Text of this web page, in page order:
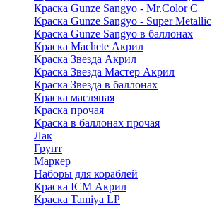
Краска Gunze Sangyo - Mr.Color C
Краска Gunze Sangyo - Super Metallic
Краска Gunze Sangyo в баллонах
Краска Machete Акрил
Краска Звезда Акрил
Краска Звезда Мастер Акрил
Краска Звезда в баллонах
Краска масляная
Краска прочая
Краска в баллонах прочая
Лак
Грунт
Маркер
Наборы для кораблей
Краска ICM Акрил
Краска Tamiya LP